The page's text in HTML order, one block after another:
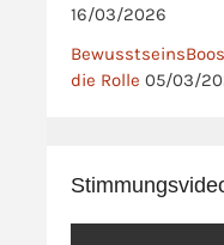
16/03/2026
die Rolle 05/03/